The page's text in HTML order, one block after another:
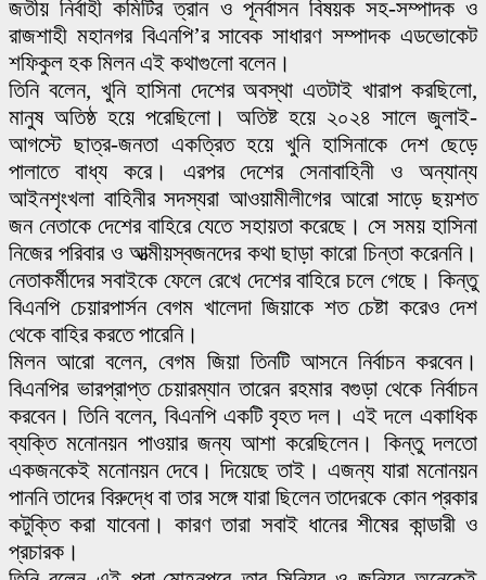
জতীয় নির্বাহী কমিটির ত্রান ও পূনর্বাসন বিষয়ক সহ-সম্পাদক ও
রাজশাহী মহানগর বিএনপি’র সাবেক সাধারণ সম্পাদক এডভোকেট
শফিকুল হক মিলন এই কথাগুলো বলেন।
তিনি বলেন, খুনি হাসিনা দেশের অবস্থা এতটাই খারাপ করছিলো,
মানুষ অতিষ্ঠ হয়ে পরেছিলো। অতিষ্ট হয়ে ২০২৪ সালে জুলাই-
আগস্টে ছাত্র-জনতা একত্রিত হয়ে খুনি হাসিনাকে দেশ ছেড়ে
পালাতে বাধ্য করে। এরপর দেশের সেনাবাহিনী ও অন্যান্য
আইনশৃংখলা বাহিনীর সদস্যরা আওয়ামীলীগের আরো সাড়ে ছয়শত
জন নেতাকে দেশের বাহিরে যেতে সহায়তা করেছে। সে সময় হাসিনা
নিজের পরিবার ও আত্মীয়স্বজনদের কথা ছাড়া কারো চিন্তা করেননি।
নেতাকর্মীদের সবাইকে ফেলে রেখে দেশের বাহিরে চলে গেছে। কিন্তু
বিএনপি চেয়ারপার্সন বেগম খালেদা জিয়াকে শত চেষ্টা করেও দেশ
থেকে বাহির করতে পারেনি।
মিলন আরো বলেন, বেগম জিয়া তিনটি আসনে নির্বাচন করবেন।
বিএনপির ভারপ্রাপ্ত চেয়ারম্যান তারেন রহমার বগুড়া থেকে নির্বাচন
করবেন। তিনি বলেন, বিএনপি একটি বৃহত দল। এই দলে একাধিক
ব্যক্তি মনোনয়ন পাওয়ার জন্য আশা করেছিলেন। কিন্তু দলতো
একজনকেই মনোনয়ন দেবে। দিয়েছে তাই। এজন্য যারা মনোনয়ন
পাননি তাদের বিরুদ্ধে বা তার সঙ্গে যারা ছিলেন তাদেরকে কোন প্রকার
কটুক্তি করা যাবেনা। কারণ তারা সবাই ধানের শীষের কান্ডারী ও
প্রচারক।